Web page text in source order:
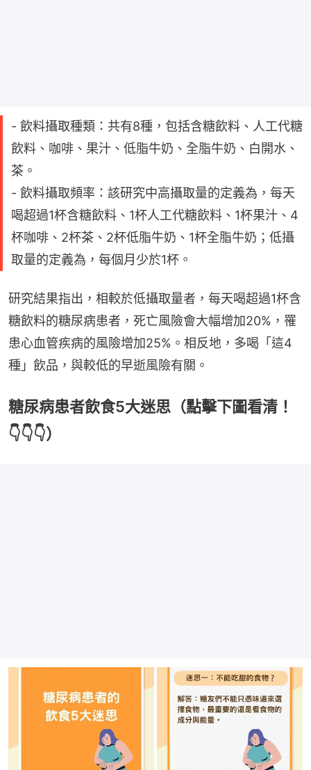
- 飲料攝取種類：共有8種，包括含糖飲料、人工代糖
飲料、咖啡、果汁、低脂牛奶、全脂牛奶、白開水、
茶。
- 飲料攝取頻率：該研究中高攝取量的定義為，每天
喝超過1杯含糖飲料、1杯人工代糖飲料、1杯果汁、4
杯咖啡、2杯茶、2杯低脂牛奶、1杯全脂牛奶；低攝
取量的定義為，每個月少於1杯。
研究結果指出，相較於低攝取量者，每天喝超過1杯含
糖飲料的糖尿病患者，死亡風險會大幅增加20%，罹
患心血管疾病的風險增加25%。相反地，多喝「這4
種」飲品，與較低的早逝風險有關。
糖尿病患者飲食5大迷思（點擊下圖看清！
👇👇👇）